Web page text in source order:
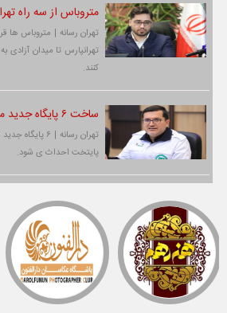
متروباس از سه راه
تهران رسانه | متروباس ها
تهرانپارس تا میدان آزادی
کنند.
ساخت ۶ پایگاه جدید مدیریت بحران در تهران
پایتخت احداث ی شود.